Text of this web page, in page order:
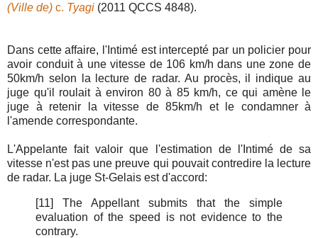
(Ville de) c. Tyagi (2011 QCCS 4848).
Dans cette affaire, l'Intimé est intercepté par un policier pour
avoir conduit à une vitesse de 106 km/h dans une zone de
50km/h selon la lecture de radar. Au procès, il indique au
juge qu'il roulait à environ 80 à 85 km/h, ce qui amène le
juge à retenir la vitesse de 85km/h et le condamner à
l'amende correspondante.
L'Appelante fait valoir que l'estimation de l'Intimé de sa
vitesse n'est pas une preuve qui pouvait contredire la lecture
de radar. La juge St-Gelais est d'accord:
[11] The Appellant submits that the simple
evaluation of the speed is not evidence to the
contrary.